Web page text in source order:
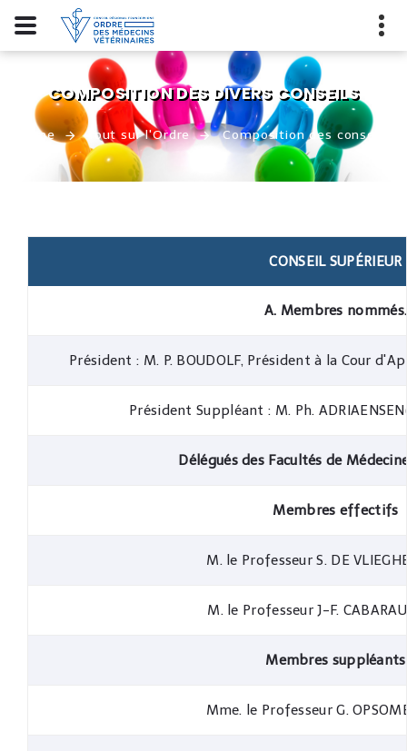
COMPOSITION DES DIVERS CONSEILS
Home Tout sur l'Ordre Composition des conseils
CONSEIL SUPÉRIEUR
A. Membres nommés.
Président : M. P. BOUDOLF, Président à la Cour
Président Suppléant : M. Ph.
Délégués des Facultés de
Membres effectifs
M. le Professeur S. DE
M. le Professeur J-F.
Membres suppléants
Mme. le Professeur G.